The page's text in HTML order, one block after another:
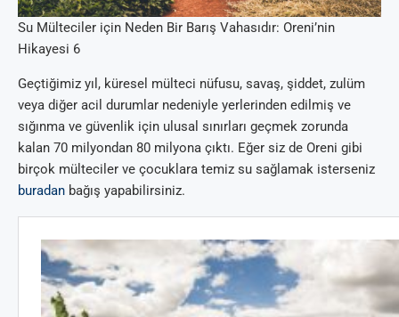
Su Mülteciler için Neden Bir Barış Vahasıdır: Oreni’nin
Hikayesi 6
Geçtiğimiz yıl, küresel mülteci nüfusu, savaş, şiddet, zulüm
veya diğer acil durumlar nedeniyle yerlerinden edilmiş ve
sığınma ve güvenlik için ulusal sınırları geçmek zorunda
kalan 70 milyondan 80 milyona çıktı. Eğer siz de Oreni gibi
birçok mülteciler ve çocuklara temiz su sağlamak isterseniz
buradan bağış yapabilirsiniz.